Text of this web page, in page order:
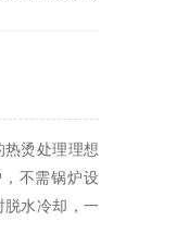
烫处理理想
不需锅炉设
脱水冷却，一